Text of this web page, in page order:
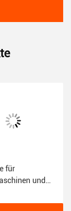
für
und